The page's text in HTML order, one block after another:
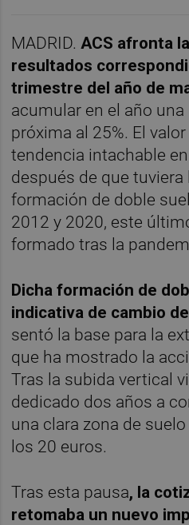
MADRID. ACS afronta
resultados
trimestre del año de
acumular en el año
próxima al 25%. El
tendencia intachable
después de que tuviera
formación de doble
2012 y 2020, este
formado tras la
Dicha formación de
indicativa de cambio
sentó la base para la
que ha mostrado la
Tras la subida vertical
dedicado dos años a
una clara zona de
los 20 euros.
Tras esta pausa, la
retomaba un nuevo